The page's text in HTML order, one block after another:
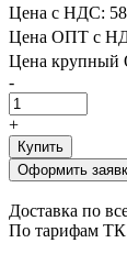
Цена с НДС:
Цена ОПТ с
Цена
-
+
Купить
Оформить
Доставка по
По тарифам ТК.